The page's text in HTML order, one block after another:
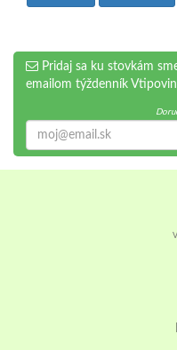
Pridaj sa ku stovkám
emailom týždenník